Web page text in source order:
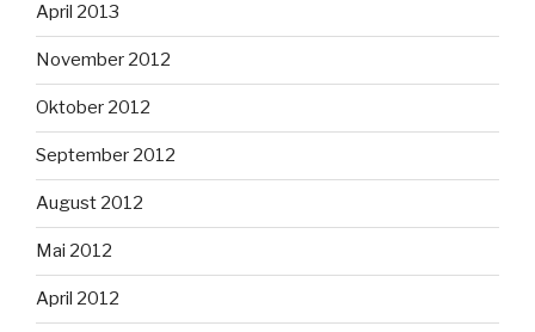
April 2013
November 2012
Oktober 2012
September 2012
August 2012
Mai 2012
April 2012